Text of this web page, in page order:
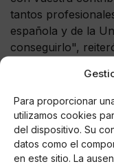
Para proporcionar
utilizamos cookies
del dispositivo. Su
datos como el
en este sitio. La
tantos
española y de la
conseguirlo",